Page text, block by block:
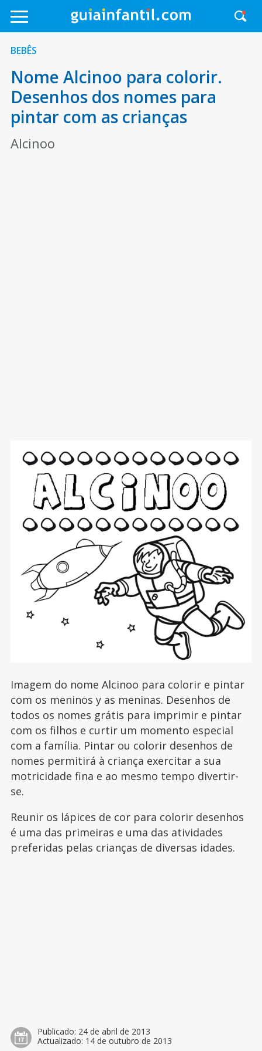
BEBÊS
Nome Alcinoo para colorir.
Desenhos dos nomes para
pintar com as crianças
Alcinoo
Imagem do nome Alcinoo para colorir e pintar
com os meninos y as meninas. Desenhos de
todos os nomes grátis para imprimir e pintar
com os filhos e curtir um momento especial
com a família. Pintar ou colorir desenhos de
nomes permitirá à criança exercitar a sua
motricidade fina e ao mesmo tempo divertir-
se.
Reunir os lápices de cor para colorir desenhos
é uma das primeiras e uma das atividades
preferidas pelas crianças de diversas idades.
Publicado: 24 de abril de 2013
Actualizado: 14 de outubro de 2013